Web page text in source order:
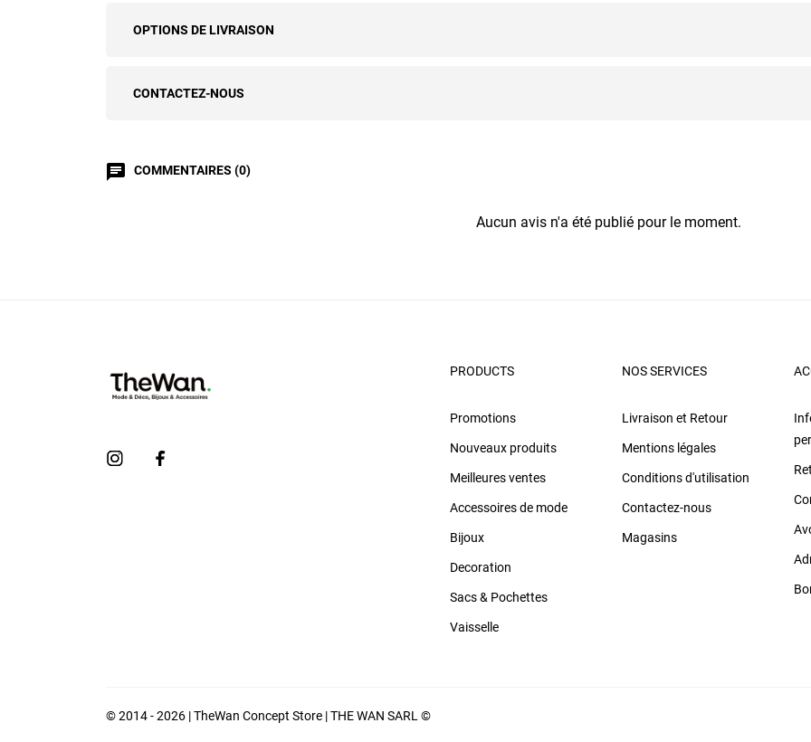
OPTIONS DE LIVRAISON
CONTACTEZ-NOUS
chat COMMENTAIRES (0)
Aucun avis n'a été publié pour le moment.
PRODUCTS
Promotions
Nouveaux produits
Meilleures ventes
Accessoires de mode
Bijoux
Decoration
Sacs & Pochettes
Vaisselle
NOS SERVICES
Livraison et Retour
Mentions légales
Conditions d'utilisation
Contactez-nous
Magasins
© 2014 - 2026 | TheWan Concept Store | THE WAN SARL ©